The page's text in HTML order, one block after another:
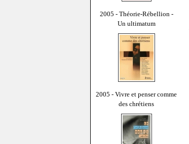
2005 - Théorie-Rébellion -
Un ultimatum
2005 - Vivre et penser comme
des chrétiens